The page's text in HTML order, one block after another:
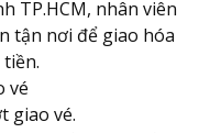
TP.HCM, nhân viên
tận nơi để giao hóa
vé
giao vé.